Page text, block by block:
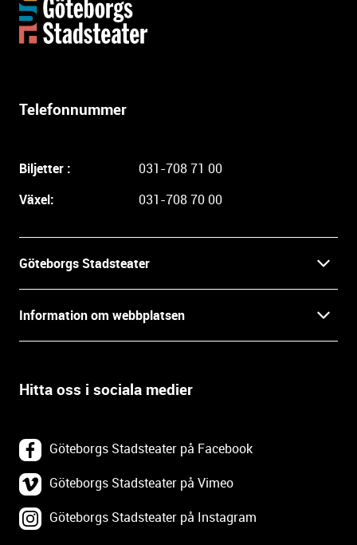
Telefonnummer
Biljetter :
031-708 71 00
Växel:
031-708 70 00
Göteborgs Stadsteater
Press
Öppettider
Backa Teater
Lediga tjänster
Information om webbplatsen
Villkor och integritet
Om webbplatsen
Tillgänglighetsredogörelse
Webbplatskarta
Hitta oss i sociala medier
Göteborgs Stadsteater på Facebook
Göteborgs Stadsteater på Vimeo
Göteborgs Stadsteater på Instagram